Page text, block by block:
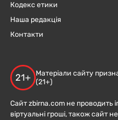
Кодекс етики
Наша редакція
Контакти
21+
Матеріали сайту
(21+)
Сайт zbirna.com не проводить
віртуальні гроші, також сайт